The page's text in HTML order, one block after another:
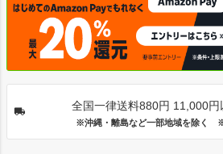
全国一律送料880円 11,000円
※沖縄・離島など一部地域を除く